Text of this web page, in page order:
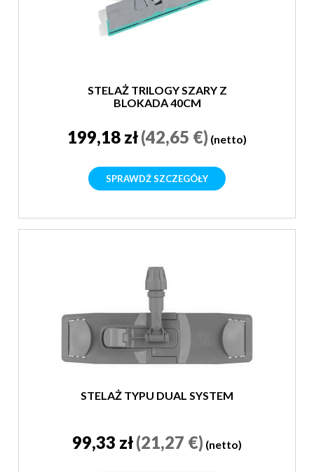
STELAŻ TRILOGY SZARY Z
BLOKADĄ 40CM
199,18 zł(42,65 €) (netto)
SPRAWDŹ SZCZEGÓŁY
STELAŻ TYPU DUAL SYSTEM
99,33 zł(21,27 €) (netto)